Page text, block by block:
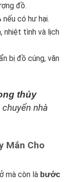
đồ.
có hư hại.
nhiệt tình và lịch
bị đồ cúng, văn
thủy
nhà
Mắn Cho
mà còn là bước